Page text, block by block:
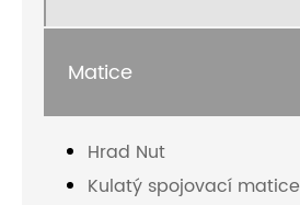
Matice
Hrad Nut
Kulatý spojovací matice